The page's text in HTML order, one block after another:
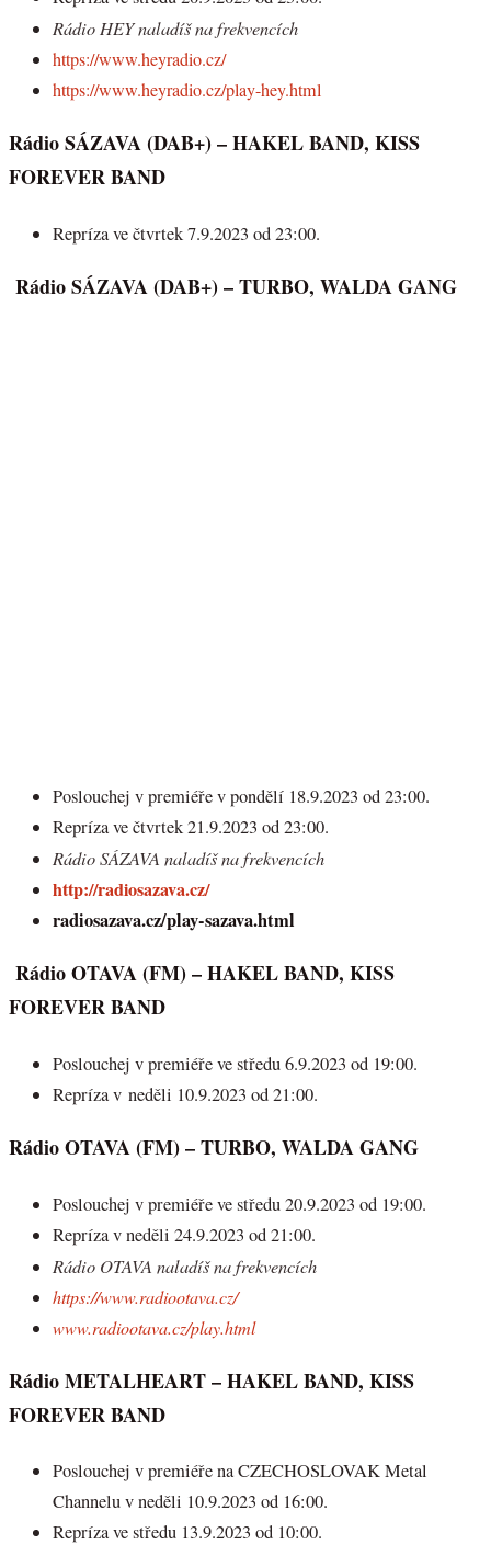
Rádio HEY naladíš na frekvencích
https://www.heyradio.cz/
https://www.heyradio.cz/play-hey.html
Rádio SÁZAVA (DAB+)– HAKEL BAND, KISS
FOREVER BAND
Repríza ve čtvrtek 7.9.2023 od 23:00.
Rádio SÁZAVA (DAB+) – TURBO, WALDA GANG
Poslouchej v premiéře v pondělí 18.9.2023 od 23:00.
Repríza ve čtvrtek 21.9.2023 od 23:00.
Rádio SÁZAVA naladíš na frekvencích
http://radiosazava.cz/
radiosazava.cz/play-sazava.html
Rádio OTAVA (FM) – HAKEL BAND, KISS
FOREVER BAND
Poslouchej v premiéře ve středu 6.9.2023 od 19:00.
Repríza v neděli 10.9.2023 od 21:00.
Rádio OTAVA (FM) – TURBO, WALDA GANG
Poslouchej v premiéře ve středu 20.9.2023 od 19:00.
Repríza v neděli 24.9.2023 od 21:00.
Rádio OTAVA naladíš na frekvencích
https://www.radiootava.cz/
www.radiootava.cz/play.html
Rádio METALHEART – HAKEL BAND, KISS
FOREVER BAND
Poslouchej v premiéře na CZECHOSLOVAK Metal
Channelu v neděli 10.9.2023 od 16:00.
Repríza ve středu 13.9.2023 od 10:00.